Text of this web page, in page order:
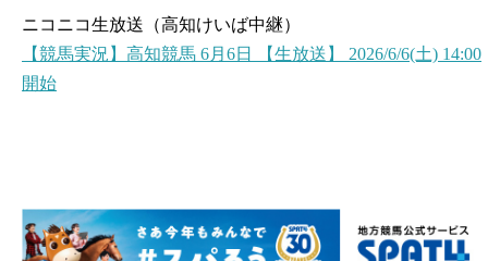
ニコニコ生放送（高知けいば中継）
【競馬実況】高知競馬 6月6日 【生放送】 2026/6/6(土) 14:00
開始